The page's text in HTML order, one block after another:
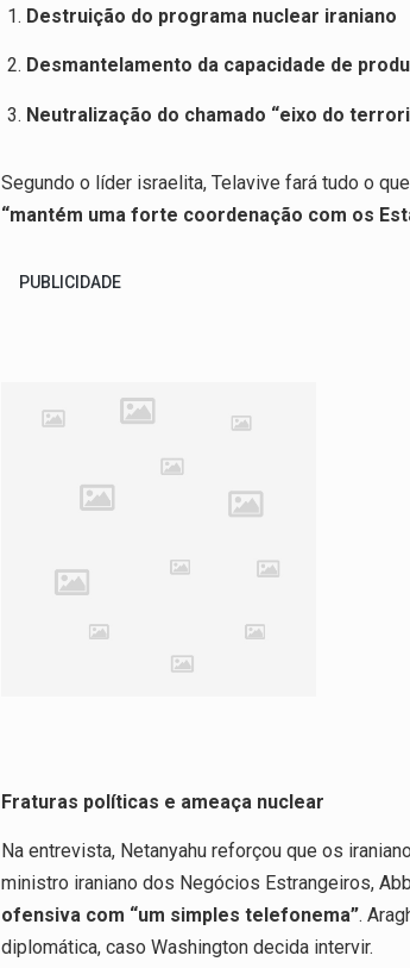
Destruição do programa nuclear iraniano
Desmantelamento da capacidade de
Neutralização do chamado “eixo do
Segundo o líder israelita, Telavive fará tudo o
“mantém uma forte coordenação com os
PUBLICIDADE
Fraturas políticas e ameaça nuclear
Na entrevista, Netanyahu reforçou que os
ministro iraniano dos Negócios Estrangeiros,
ofensiva com “um simples telefonema”.
diplomática, caso Washington decida intervir.